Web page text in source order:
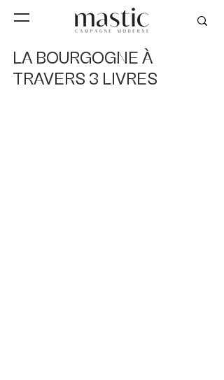
LA BOURGOGNE À
TRAVERS 3 LIVRES